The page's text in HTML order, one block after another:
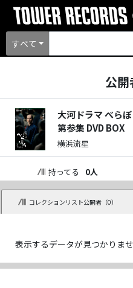
すべて
公
大河ドラマ べら
第参集 DVD BOX
横浜流星
持ってる 0人
コレクションリスト公開者（0）
表示するデータが見つかりませ